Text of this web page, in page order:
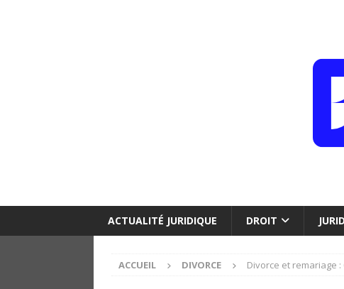
ACTUALITÉ JURIDIQUE DROIT
ACCUEIL DIVORCE Divorce et remariage